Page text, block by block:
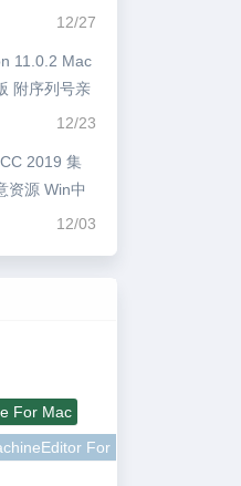
12/27
11.0.2 Mac
附序列号亲
12/23
2019 集
资源 Win中
12/03
For Mac
For Mac